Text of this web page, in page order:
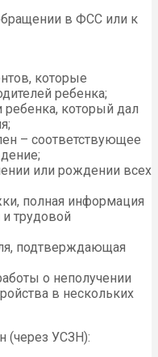
в ФСС или к
которые
ребенка;
который дал
– соответствующее
или рождении всех
полная информация
трудовой
подтверждающая
о неполучении
в нескольких
(через УСЗН):